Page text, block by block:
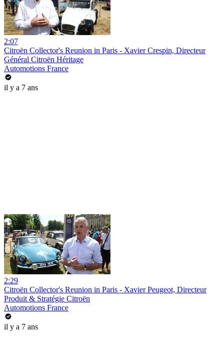
2:07
Citroën Collector's Reunion in Paris - Xavier Crespin, Directeur
Général Citroën Héritage
Automotions France
il y a 7 ans
2:29
Citroën Collector's Reunion in Paris - Xavier Peugeot, Directeur
Produit & Stratégie Citroën
Automotions France
il y a 7 ans